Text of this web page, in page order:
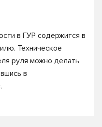
в ГУР содержится в
Техническое
руля можно делать
в